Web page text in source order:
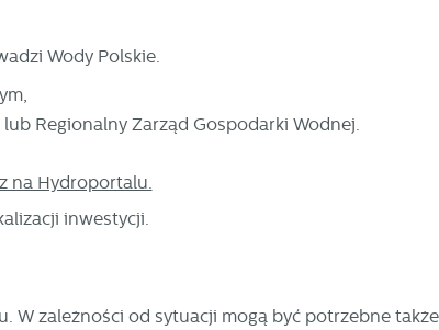
Wody Polskie.
Regionalny Zarząd Gospodarki Wodnej.
na Hydroportalu.
inwestycji.
zależności od sytuacji mogą być potrzebne